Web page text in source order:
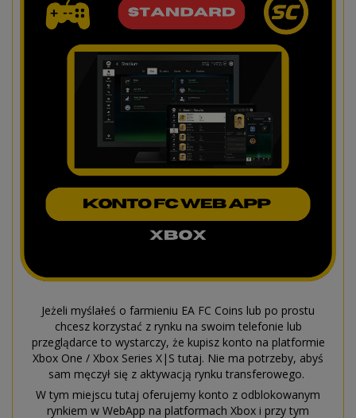
Jeżeli myślałeś o farmieniu EA FC Coins lub po prostu
chcesz korzystać z rynku na swoim telefonie lub
przeglądarce to wystarczy, że kupisz konto na platformie
Xbox One / Xbox Series X|S tutaj. Nie ma potrzeby, abyś
sam męczył się z aktywacją rynku transferowego.
W tym miejscu tutaj oferujemy konto z odblokowanym
rynkiem w WebApp na platformach Xbox i przy tym